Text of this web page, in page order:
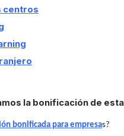
centros
la bonificación de
bonificada para empresas?